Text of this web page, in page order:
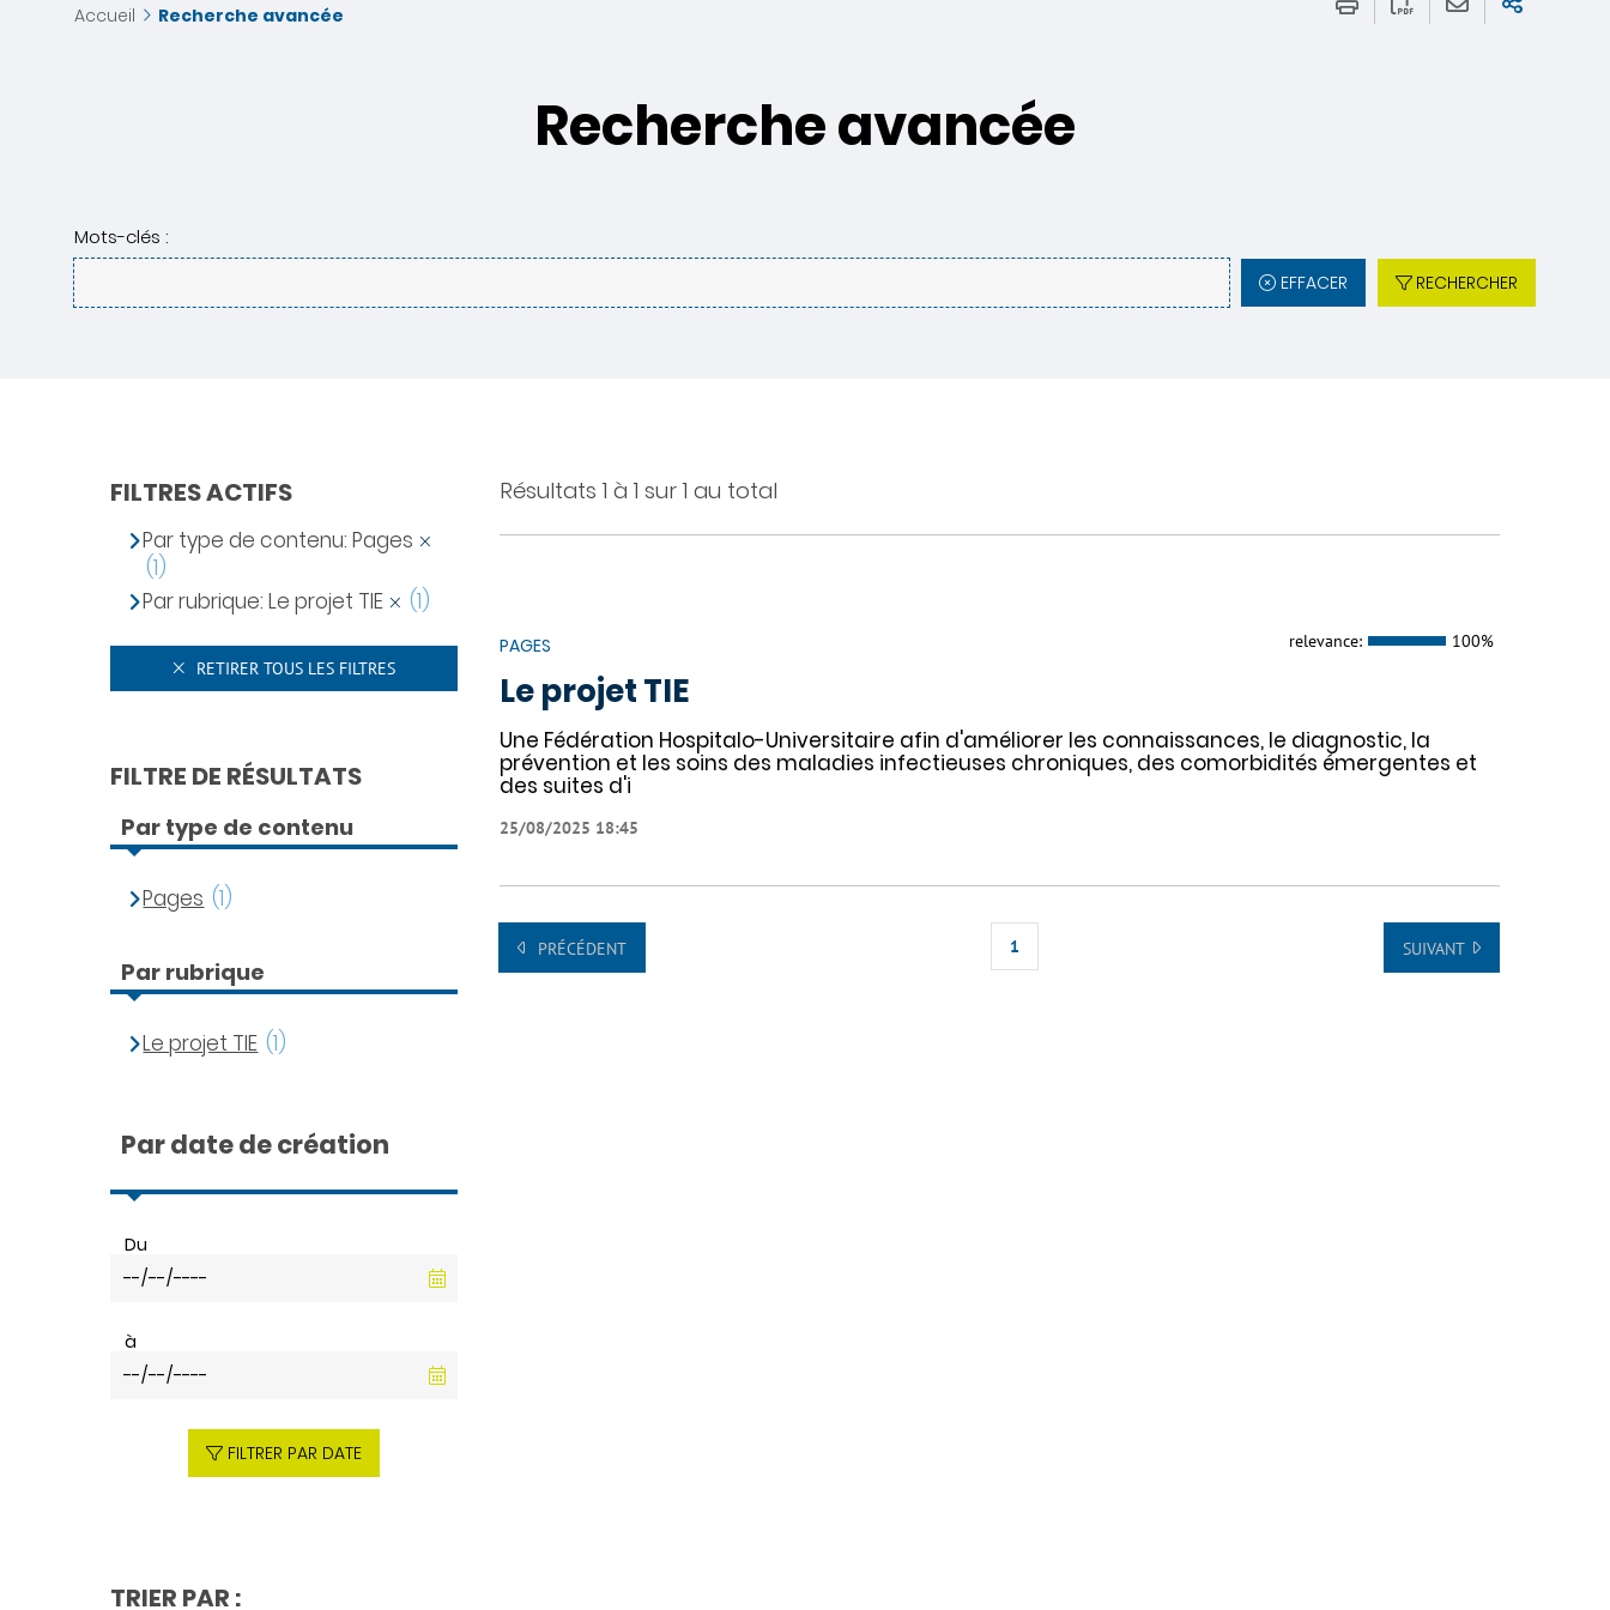
Accueil Recherche avancée
Recherche avancée
Mots-clés :
EFFACER RECHERCHER
Résultats 1 à 1 sur 1 au total
PAGES relevance: 100%
Le projet TIE
Une Fédération Hospitalo-Universitaire afin d'améliorer les connaissances, le diagnostic, la
prévention et les soins des maladies infectieuses chroniques, des comorbidités émergentes et
des suites d'i
25/08/2025 18:45
PRÉCÉDENT 1 SUIVANT
FILTRES ACTIFS
Par type de contenu: Pages
(1)
Par rubrique: Le projet TIE
(1)
RETIRER TOUS LES FILTRES
FILTRE DE RÉSULTATS
Par type de contenu
Pages (1)
Par rubrique
Le projet TIE (1)
Par date de création
Du
à
FILTRER PAR DATE
TRIER PAR :